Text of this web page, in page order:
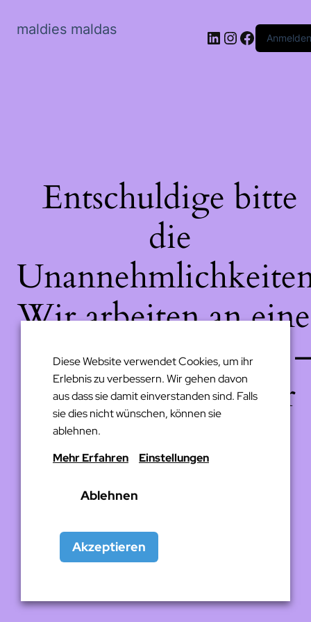
maldies maldas LinkedIn
Instagram
Anmelden
Entschuldige bitte
die
Wir arbeiten an
großartigen Sache
schau bald wieder
Diese Website verwendet Cookies, um ihr
Erlebnis zu verbessern. Wir gehen davon
aus dass sie damit einverstanden sind. Falls
sie dies nicht wünschen, können sie
ablehnen.
Mehr Erfahren
Einstellungen
Ablehnen
Akzeptieren